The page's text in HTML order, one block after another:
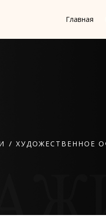
Главная
/ ХУДОЖЕСТВЕННОЕ